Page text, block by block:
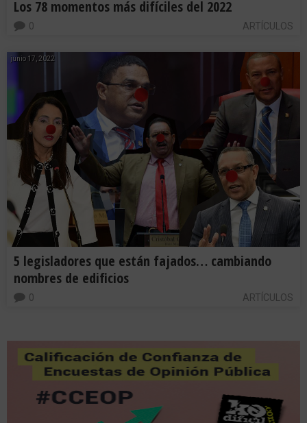
Los 78 momentos más difíciles del 2022
ARTÍCULOS
0
junio 17, 2022
5 legisladores que están fajados… cambiando
nombres de edificios
ARTÍCULOS
0